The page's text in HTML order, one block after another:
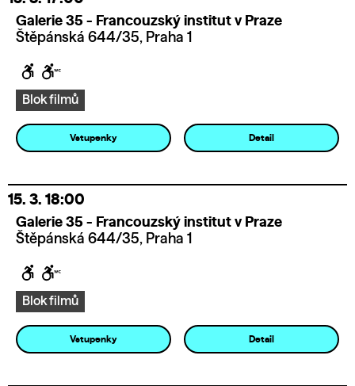
Galerie 35 - Francouzský institut v Praze
Štěpánská 644/35, Praha 1
Blok filmů
Vstupenky Detail
15. 3. 18:00
Galerie 35 - Francouzský institut v Praze
Štěpánská 644/35, Praha 1
Blok filmů
Vstupenky Detail